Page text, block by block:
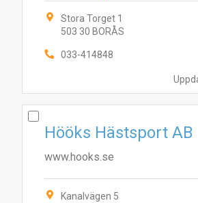
Stora Torget 1
503 30 BORÅS
033-414848
Hööks Hästsport AB
www.hooks.se
Kanalvägen 5